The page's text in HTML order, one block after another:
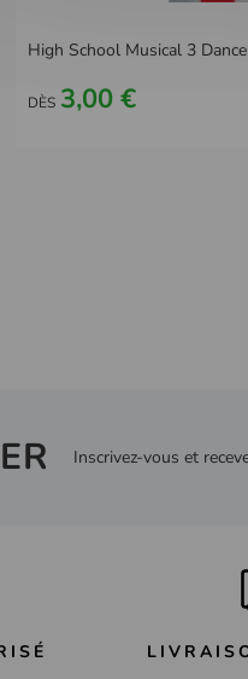
High School Musical 3
DÈS 3,00 €
Inscrivez-vous et